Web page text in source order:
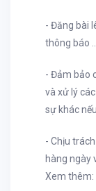
- Đăng bài
thông báo …
- Đảm bảo
và xử lý
sự khác
- Chịu
hàng ngày
Xem thêm: